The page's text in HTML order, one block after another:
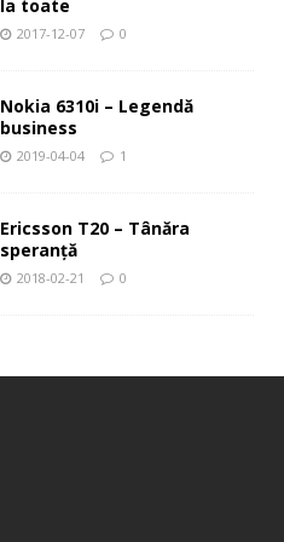
la toate
2017-12-07 0
Nokia 6310i – Legendă
business
2019-04-04 1
Ericsson T20 – Tânăra
speranţă
2018-02-21 0